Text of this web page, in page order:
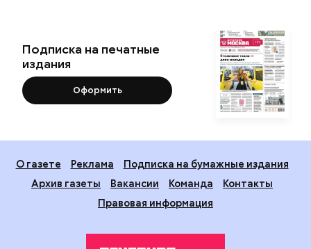
Подписка на печатные
издания
Оформить
О газете Реклама
Подписка на бумажные издания
Архив газеты
Вакансии Команда
Контакты
Правовая информация